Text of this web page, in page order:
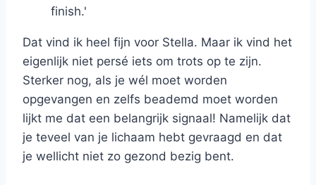
finish.'
Dat vind ik heel fijn voor Stella. Maar ik vind het
eigenlijk niet persé iets om trots op te zijn.
Sterker nog, als je wél moet worden
opgevangen en zelfs beademd moet worden
lijkt me dat een belangrijk signaal! Namelijk dat
je teveel van je lichaam hebt gevraagd en dat
je wellicht niet zo gezond bezig bent.